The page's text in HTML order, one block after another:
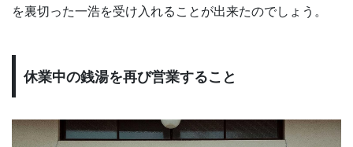
を裏切った一浩を受け入れることが出来たのでしょう。
休業中の銭湯を再び営業すること